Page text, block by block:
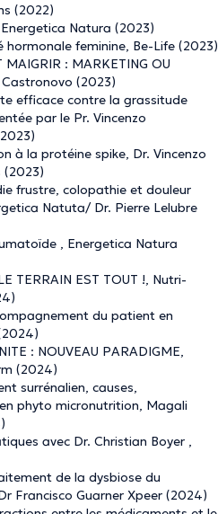
(2022)
Natura (2023)
hormonale feminine, Be-Life (2023)
MAIGRIR : MARKETING OU
(2023)
efficace contre la grassitude
par le Pr. Vincenzo
à la protéine spike, Dr. Vincenzo
(2023)
frustre, colopathie et douleur
Natuta/ Dr. Pierre Lelubre
, Energetica Natura
TERRAIN EST TOUT !, Nutri-
du patient en
: NOUVEAU PARADIGME,
(2024)
surrénalien, causes,
phyto micronutrition, Magali
avec Dr. Christian Boyer ,
de la dysbiose du
Francisco Guarner Xpeer (2024)